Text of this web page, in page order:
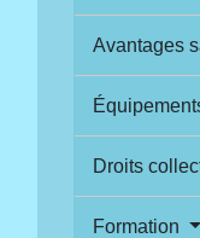
Avantages
Droits
Formation